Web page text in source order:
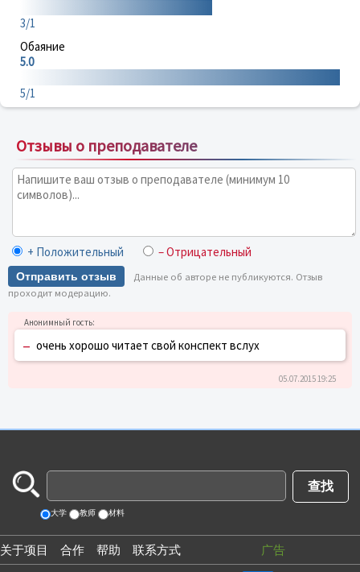
3/1
Обаяние
5.0
5/1
Отзывы о преподавателе
+ Положительный – Отрицательный
Отправить отзыв
Данные об авторе не публикуются. Отзыв
проходит модерацию.
– очень хорошо читает свой конспект вслух
05.07.2015 19:25
大学 教师 材料
关于项目 合作 帮助 联系方式 广告